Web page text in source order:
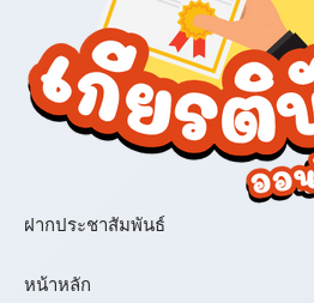
ฝากประชาสัมพันธ์
หน้าหลัก